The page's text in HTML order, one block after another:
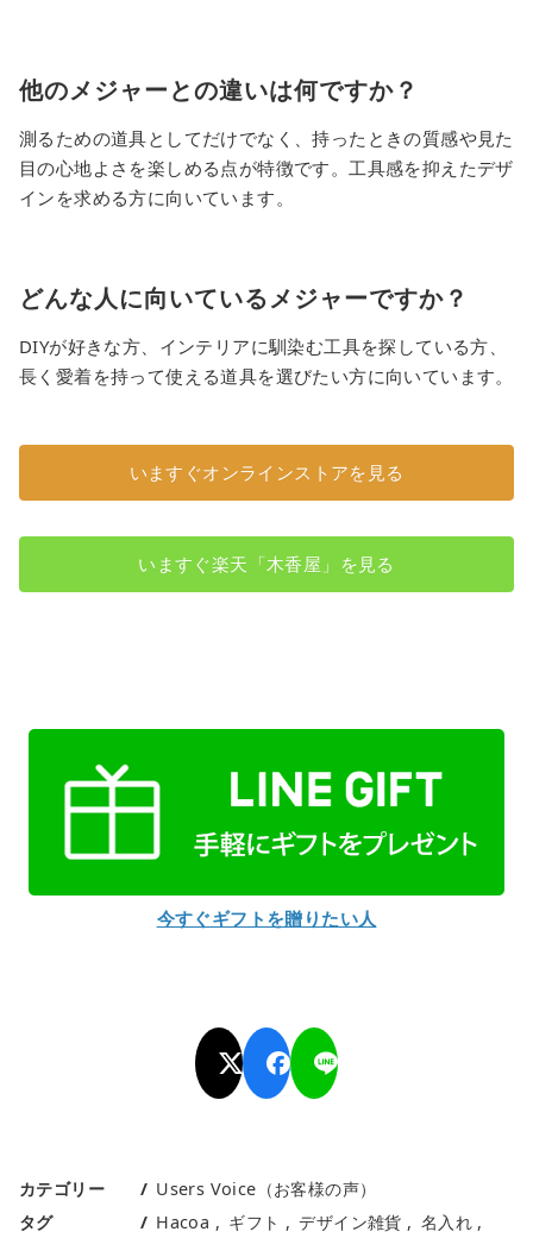
他のメジャーとの違いは何ですか？
測るための道具としてだけでなく、持ったときの質感や見た
目の心地よさを楽しめる点が特徴です。工具感を抑えたデザ
インを求める方に向いています。
どんな人に向いているメジャーですか？
DIYが好きな方、インテリアに馴染む工具を探している方、
長く愛着を持って使える道具を選びたい方に向いています。
いますぐオンラインストアを見る
いますぐ楽天「木香屋」を見る
今すぐギフトを贈りたい人
カテゴリー
Users Voice（お客様の声）
タグ
Hacoa ギフト デザイン雑貨
名入れ